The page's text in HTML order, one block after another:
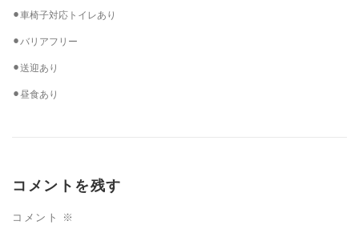
⚫︎車椅子対応トイレあり
⚫︎バリアフリー
⚫︎送迎あり
⚫︎昼食あり
コメントを残す
コメント ※